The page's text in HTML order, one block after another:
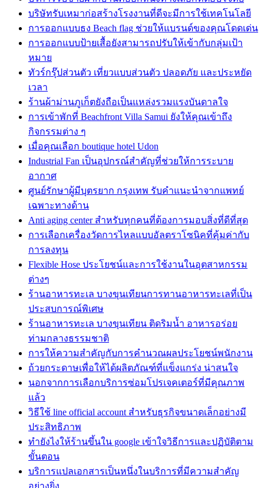
บริษัทรับเหมาก่อสร้างโรงงานที่ดีจะมีการใช้เทคโนโลยี
การออกแบบธง Beach flag ช่วยให้แบรนด์ของคุณโดดเด่น
การออกแบบป้ายเสื้อยังสามารถปรับให้เข้ากับกลุ่มเป้า
หมาย
ทัวร์กรุ๊ปส่วนตัว เที่ยวแบบส่วนตัว ปลอดภัย และประหยัด
เวลา
ร้านผ้าม่านภูเก็ตยังถือเป็นแหล่งรวมแรงบันดาลใจ
การเข้าพักที่ Beachfront Villa Samui ยังให้คุณเข้าถึง
กิจกรรมต่าง ๆ
เมื่อคุณเลือก boutique hotel Udon
Industrial Fan เป็นอุปกรณ์สำคัญที่ช่วยให้การระบาย
อากาศ
ศูนย์รักษาผู้มีบุตรยาก กรุงเทพ รับคำแนะนำจากแพทย์
เฉพาะทางด้าน
Anti aging center สำหรับทุกคนที่ต้องการมอบสิ่งที่ดีที่สุด
การเลือกเครื่องวัดการไหลแบบอัลตราโซนิคที่คุ้มค่ากับ
การลงทุน
Flexible Hose ประโยชน์และการใช้งานในอุตสาหกรรม
ต่างๆ
ร้านอาหารทะเล บางขุนเทียนการทานอาหารทะเลที่เป็น
ประสบการณ์พิเศษ
ร้านอาหารทะเล บางขุนเทียน ติดริมน้ำ อาหารอร่อย
ท่ามกลางธรรมชาติ
การให้ความสำคัญกับการคำนวณผลประโยชน์พนักงาน
ถ้วยกระดาษเพื่อให้ได้ผลิตภัณฑ์ที่แข็งแกร่ง น่าสนใจ
นอกจากการเลือกบริการซ่อมโปรเจคเตอร์ที่มีคุณภาพ
แล้ว
วิธีใช้ line official account สำหรับธุรกิจขนาดเล็กอย่างมี
ประสิทธิภาพ
ทํายังไงให้ร้านขึ้นใน google เข้าใจวิธีการและปฏิบัติตาม
ขั้นตอน
บริการแปลเอกสารเป็นหนึ่งในบริการที่มีความสำคัญ